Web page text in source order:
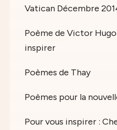
Vatican Décembre
Poème de Victor
inspirer
Poèmes de Thay
Poèmes pour la
Pour vous inspirer :